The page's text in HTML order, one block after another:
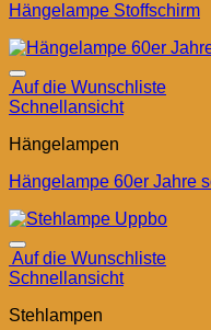
Hängelampe Stoffschirm
Auf die Wunschliste
Schnellansicht
Hängelampen
Hängelampe 60er Jahre
Auf die Wunschliste
Schnellansicht
Stehlampen